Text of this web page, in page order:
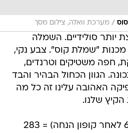
/ מערכת וואלה, צילום מסך
יותר סולידיים. השמלה
"שמלת קוס". צבע נקי,
חפה משטיקים וטרנדים,
הגוון הכחול הבהיר והבד
האהובה עלינו זה כל מה
שלנו.
75 פאונד (62.25 לאחר קופון הנחה) = 283